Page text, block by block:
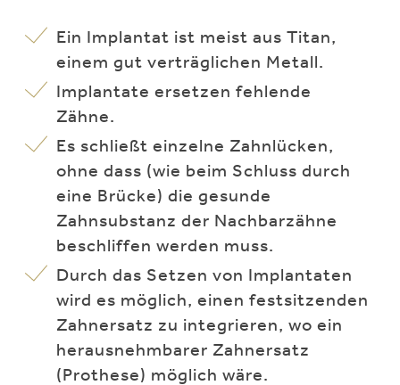
Ein Implantat ist meist aus Titan,
einem gut verträglichen Metall.
Implantate ersetzen fehlende
Zähne.
Es schließt einzelne Zahnlücken,
ohne dass (wie beim Schluss durch
eine Brücke) die gesunde
Zahnsubstanz der Nachbarzähne
beschliffen werden muss.
Durch das Setzen von Implantaten
wird es möglich, einen festsitzenden
Zahnersatz zu integrieren, wo ein
herausnehmbarer Zahnersatz
(Prothese) möglich wäre.